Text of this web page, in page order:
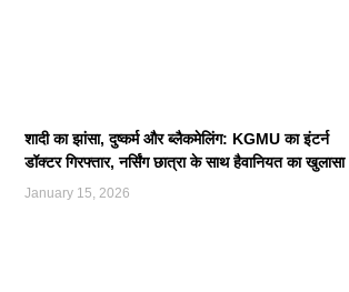
शादी का झांसा, दुष्कर्म और ब्लैकमेलिंग: KGMU का इंटर्न
डॉक्टर गिरफ्तार, नर्सिंग छात्रा के साथ हैवानियत का खुलासा
January 15, 2026